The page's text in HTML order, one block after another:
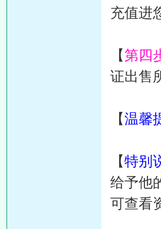
充值进
【第四
证出售
【温馨
【特别
给予他
可查看